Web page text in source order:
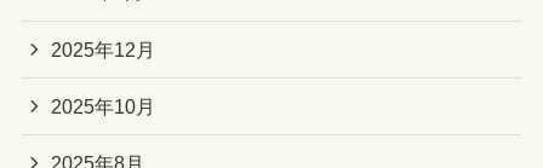
2025年12月
2025年10月
2025年8月